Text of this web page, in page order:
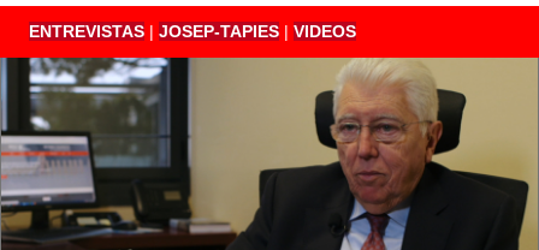
ENTREVISTAS | JOSEP-TAPIES | VIDEOS